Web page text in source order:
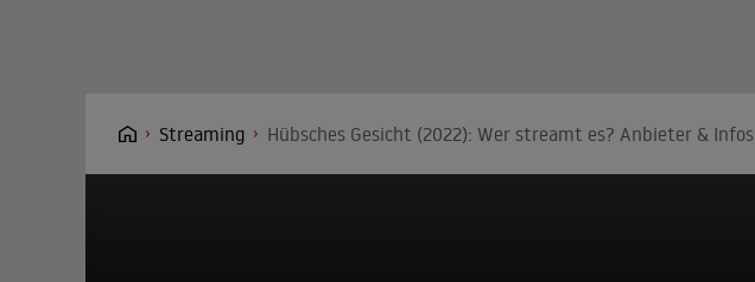
Streaming Hübsches Gesicht (2022): Wer streamt es? Anbieter & Infos